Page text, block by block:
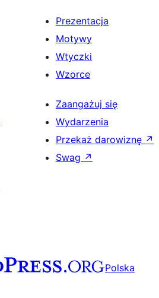
Prezentacja
Motywy
Wtyczki
Wzorce
Zaangażuj się
Wydarzenia
Przekaż darowiznę ↗
Swag ↗
Polska